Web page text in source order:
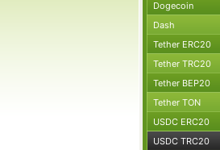
Dogecoin
Dash
Tether ERC20
Tether TRC20
Tether BEP20
Tether TON
USDC ERC20
USDC TRC20